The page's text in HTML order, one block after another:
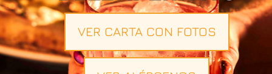
VER CARTA CON FOTOS